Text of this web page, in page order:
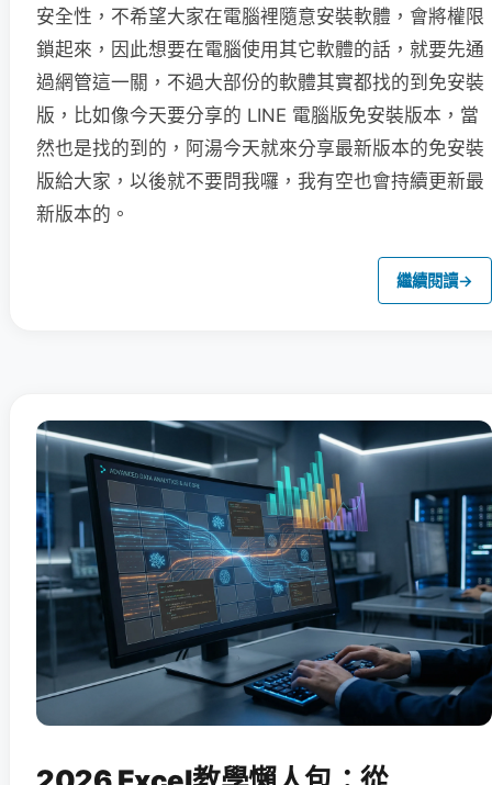
安全性，不希望大家在電腦裡隨意安裝軟體，會將權限
鎖起來，因此想要在電腦使用其它軟體的話，就要先通
過網管這一關，不過大部份的軟體其實都找的到免安裝
版，比如像今天要分享的 LINE 電腦版免安裝版本，當
然也是找的到的，阿湯今天就來分享最新版本的免安裝
版給大家，以後就不要問我囉，我有空也會持續更新最
新版本的。
繼續閱讀→